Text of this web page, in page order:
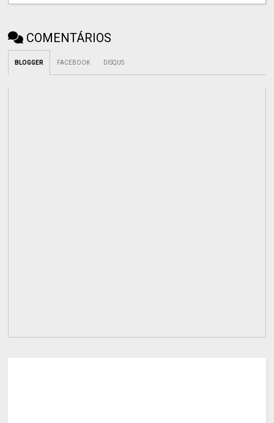
COMENTÁRIOS
BLOGGER FACEBOOK DISQUS